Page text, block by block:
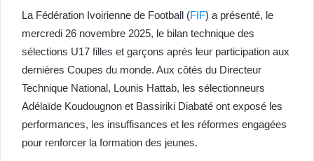
La Fédération Ivoirienne de Football (FIF) a présenté, le
mercredi 26 novembre 2025, le bilan technique des
sélections U17 filles et garçons après leur participation aux
dernières Coupes du monde. Aux côtés du Directeur
Technique National, Lounis Hattab, les sélectionneurs
Adélaïde Koudougnon et Bassiriki Diabaté ont exposé les
performances, les insuffisances et les réformes engagées
pour renforcer la formation des jeunes.